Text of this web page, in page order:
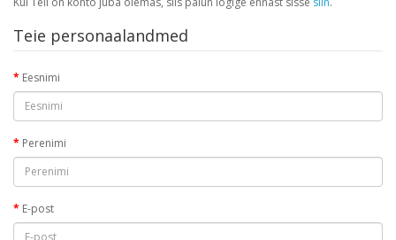
Teie personaalandmed
Eesnimi
Perenimi
E-post